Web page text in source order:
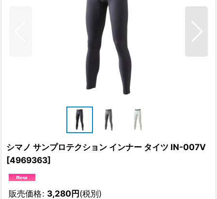
シマノ サンプロテクション インナー タイツ IN-007V
[4969363]
販売価格: 3,280円(税別)